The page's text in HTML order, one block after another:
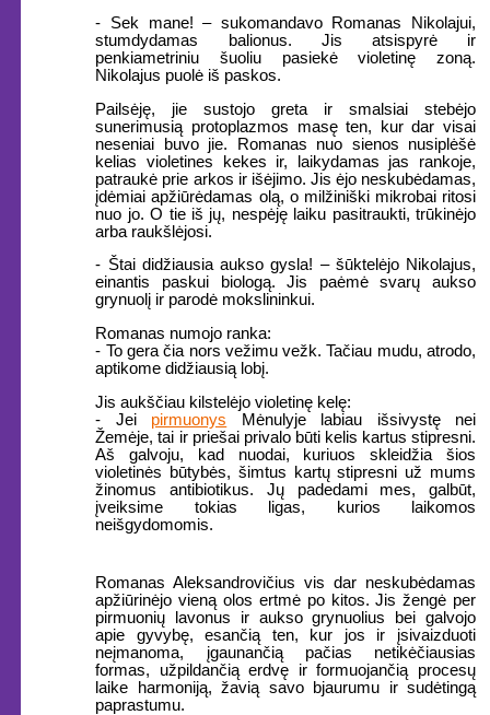
- Sek mane! – sukomandavo Romanas Nikolajui,
stumdydamas balionus. Jis atsispyrė ir
penkiametriniu šuoliu pasiekė violetinę zoną.
Nikolajus puolė iš paskos.
Pailsėję, jie sustojo greta ir smalsiai stebėjo
sunerimusią protoplazmos masę ten, kur dar visai
neseniai buvo jie. Romanas nuo sienos nusiplėšė
kelias violetines kekes ir, laikydamas jas rankoje,
patraukė prie arkos ir išėjimo. Jis ėjo neskubėdamas,
įdėmiai apžiūrėdamas olą, o milžiniški mikrobai ritosi
nuo jo. O tie iš jų, nespėję laiku pasitraukti, trūkinėjo
arba raukšlėjosi.
- Štai didžiausia aukso gysla! – šūktelėjo Nikolajus,
einantis paskui biologą. Jis paėmė svarų aukso
grynuolį ir parodė mokslininkui.
Romanas numojo ranka:
- To gera čia nors vežimu vežk. Tačiau mudu, atrodo,
aptikome didžiausią lobį.
Jis aukščiau kilstelėjo violetinę kelę:
- Jei pirmuonys Mėnulyje labiau išsivystę nei
Žemėje, tai ir priešai privalo būti kelis kartus stipresni.
Aš galvoju, kad nuodai, kuriuos skleidžia šios
violetinės būtybės, šimtus kartų stipresni už mums
žinomus antibiotikus. Jų padedami mes, galbūt,
įveiksime tokias ligas, kurios laikomos
neišgydomomis.
Romanas Aleksandrovičius vis dar neskubėdamas
apžiūrinėjo vieną olos ertmė po kitos. Jis žengė per
pirmuonių lavonus ir aukso grynuolius bei galvojo
apie gyvybę, esančią ten, kur jos ir įsivaizduoti
neįmanoma, įgaunančią pačias netikėčiausias
formas, užpildančią erdvę ir formuojančią procesų
laike harmoniją, žavią savo bjaurumu ir sudėtingą
paprastumu.